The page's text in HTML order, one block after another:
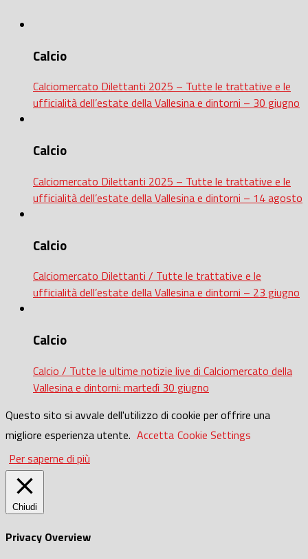
Calcio
Calciomercato Dilettanti 2025 – Tutte le trattative e le
ufficialità dell’estate della Vallesina e dintorni – 30 giugno
Calcio
Calciomercato Dilettanti 2025 – Tutte le trattative e le
ufficialità dell’estate della Vallesina e dintorni – 14 agosto
Calcio
Calciomercato Dilettanti / Tutte le trattative e le
ufficialità dell’estate della Vallesina e dintorni – 23 giugno
Calcio
Calcio / Tutte le ultime notizie live di Calciomercato della
Vallesina e dintorni: martedì 30 giugno
Questo sito si avvale dell'utilizzo di cookie per offrire una
migliore esperienza utente. Accetta Cookie Settings
Per saperne di più
Chiudi
Privacy Overview